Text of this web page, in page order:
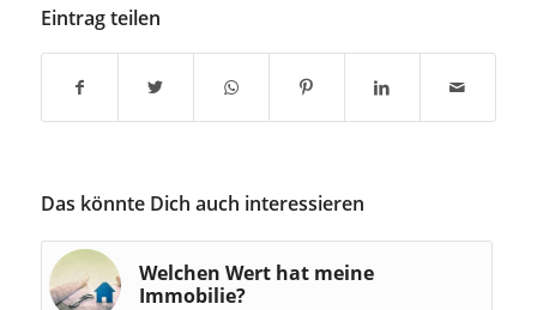
Eintrag teilen
Das könnte Dich auch interessieren
Welchen Wert hat meine
Immobilie?